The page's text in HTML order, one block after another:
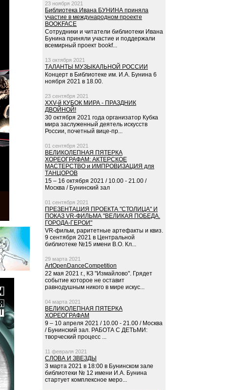
23 ноября 2021
Библиотека Ивана БУНИНА приняла
участие в международном проекте
BOOKFACE
Сотрудники и читатели библиотеки Ивана
Бунина приняли участие и поддержали
всемирный проект bookf...
13 октября 2021
ТАЛАНТЫ МУЗЫКАЛЬНОЙ РОССИИ
Концерт в Библиотеке им. И.А. Бунина 6
ноября 2021 в 18.00.
23 сентября 2021
XXV-й КУБОК МИРА - ПРАЗДНИК
ДВОЙНОЙ!
30 октября 2021 года организатор Кубка
мира заслуженный деятель искусств
России, почетный вице-пр...
01 сентября 2021
ВЕЛИКОЛЕПНАЯ ПЯТЕРКА
ХОРЕОГРАФАМ: АКТЕРСКОЕ
МАСТЕРСТВО и ИМПРОВИЗАЦИЯ для
ТАНЦОРОВ
15 – 16 октября 2021 / 10.00 - 21.00 /
Москва / Бунинский зал
01 сентября 2021
ПРЕЗЕНТАЦИЯ ПРОЕКТА "СТОЛИЦА" И
ПОКАЗ VR-ФИЛЬМА "ВЕЛИКАЯ ПОБЕДА.
ГОРОДА-ГЕРОИ"
VR-фильм, раритетные артефакты и квиз.
9 сентября 2021 в Центральной
библиотеке №15 имени В.О. Кл...
29 марта 2021
ArtOpenDanceCompetition
22 мая 2021 г., КЗ "Измайлово". Грядет
событие которое не оставит
равнодушным никого в мире искус...
04 марта 2021
ВЕЛИКОЛЕПНАЯ ПЯТЕРКА
ХОРЕОГРАФАМ
9 – 10 апреля 2021 / 10.00 - 21.00 / Москва
/ Бунинский зал. РАБОТА С ДЕТЬМИ:
творческий процесс ...
11 февраля 2021
СЛОВА И ЗВЕЗДЫ
3 марта 2021 в 18:00 в Бунинском зале
библиотеки № 12 имени И.А. Бунина
стартует комплексное меро...